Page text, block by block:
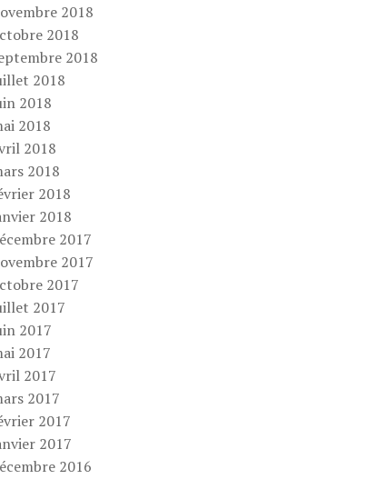
2018
2018
2018
2018
2018
2018
2018
2018
2018
2018
2017
2017
2017
2017
2017
2017
2017
2017
2017
2017
2016